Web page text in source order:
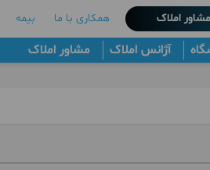
املاک همکاری با ما بیمه
آژانس املاک مشاور املاک